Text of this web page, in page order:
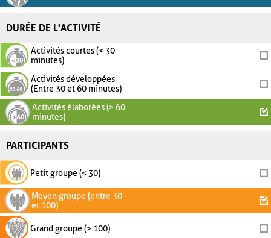
DURÉE DE L'ACTIVITÉ
Activités courtes (< 30
minutes)
Activités développées
(Entre 30 et 60 minutes)
Activités élaborées (> 60
minutes)
PARTICIPANTS
Petit groupe (< 30)
Moyen groupe (entre 30
et 100)
Grand groupe (> 100)